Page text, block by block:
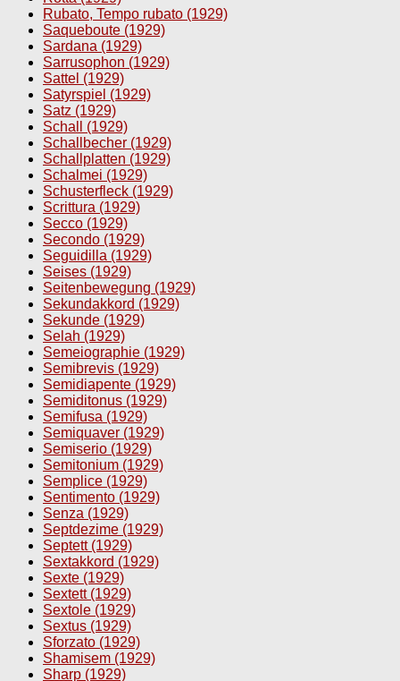
Rubato, Tempo rubato (1929)
Saqueboute (1929)
Sardana (1929)
Sarrusophon (1929)
Sattel (1929)
Satyrspiel (1929)
Satz (1929)
Schall (1929)
Schallbecher (1929)
Schallplatten (1929)
Schalmei (1929)
Schusterfleck (1929)
Scrittura (1929)
Secco (1929)
Secondo (1929)
Seguidilla (1929)
Seises (1929)
Seitenbewegung (1929)
Sekundakkord (1929)
Sekunde (1929)
Selah (1929)
Semeiographie (1929)
Semibrevis (1929)
Semidiapente (1929)
Semiditonus (1929)
Semifusa (1929)
Semiquaver (1929)
Semiserio (1929)
Semitonium (1929)
Semplice (1929)
Sentimento (1929)
Senza (1929)
Septdezime (1929)
Septett (1929)
Sextakkord (1929)
Sexte (1929)
Sextett (1929)
Sextole (1929)
Sextus (1929)
Sforzato (1929)
Shamisem (1929)
Sharp (1929)